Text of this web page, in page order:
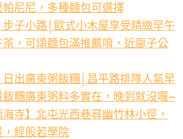
尼尼，多種麵包可選擇
步子小路│歐式小木屋享受精緻早午
，可頌麵包滿推薦唷，近廍子公
日出廣東粥飯糰│昌平路排隊人氣早
糰廣東粥料多實在，晚到就沒囉~
海寺】北屯光西巷尋幽竹林小徑，
經般若學院